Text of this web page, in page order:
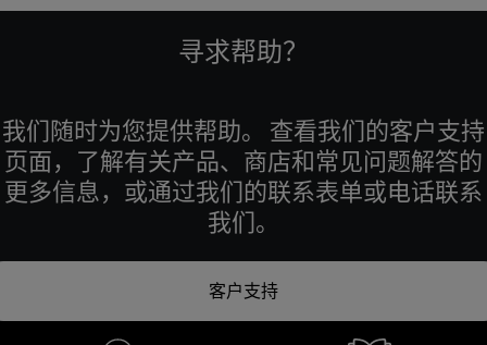
寻求帮助？
我们随时为您提供帮助。 查看我们的客户支持
页面，了解有关产品、商店和常见问题解答的
更多信息，或通过我们的联系表单或电话联系
我们。
客户支持